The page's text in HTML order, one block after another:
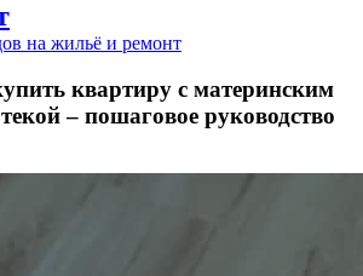
на жильё и ремонт
квартиру с материнским
– пошаговое руководство